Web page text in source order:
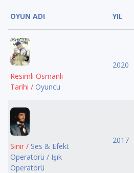
OYUN ADI YIL
Resimli Osmanlı
Tarihi / Oyuncu
2020
Sınır / Ses & Efekt
Operatörü / Işık
Operatörü
2017